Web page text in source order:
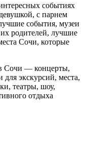
событиях
с парнем
события, музеи
родителей, лучшие
Сочи, которые
Сочи — концерты,
для экскурсий, места,
театры, шоу,
отдыха